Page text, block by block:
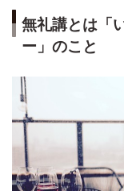
無礼講とは「
ー」のこと